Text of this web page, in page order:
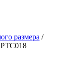
размера /